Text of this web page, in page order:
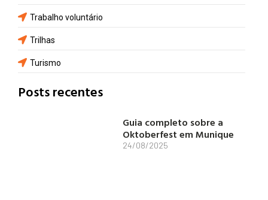
Trabalho voluntário
Trilhas
Turismo
Posts recentes
Guia completo sobre a
Oktoberfest em Munique
24/08/2025